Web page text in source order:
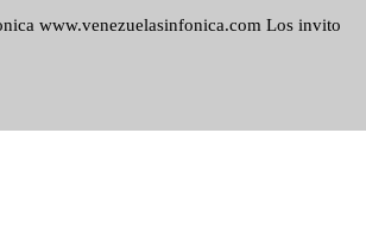
www.venezuelasinfonica.com Los invito